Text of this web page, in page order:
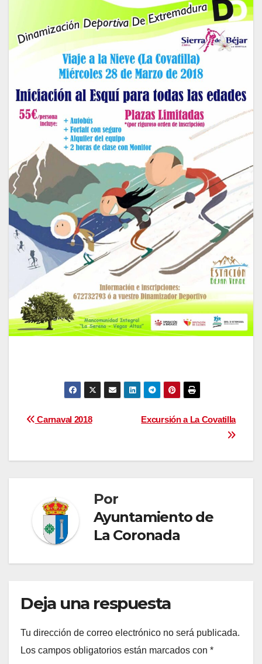
Navegación
Excursión a La Covatilla
Carnaval 2018
Por
Ayuntamiento de
La Coronada
Deja una respuesta
Tu dirección de correo electrónico no será publicada.
Los campos obligatorios están marcados con *